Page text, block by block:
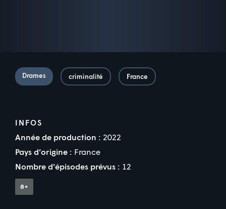
Drames criminalité France
INFOS
Année de production : 2022
Pays d’origine : France
Nombre d’épisodes prévus : 12